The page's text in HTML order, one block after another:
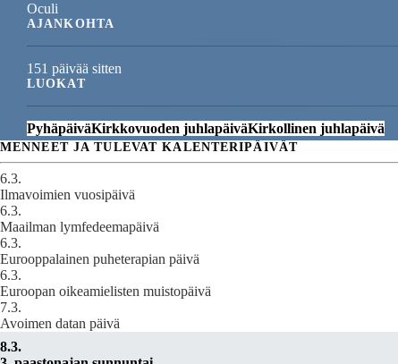
Oculi
AJANKOHTA
151 päivää sitten
LUOKAT
PyhäpäiväKirkkovuoden juhlapäiväKirkollinen juhlapäivä
MENNEET JA TULEVAT KALENTERIPÄIVÄT
6.3.
Ilmavoimien vuosipäivä
6.3.
Maailman lymfedeemapäivä
6.3.
Eurooppalainen puheterapian päivä
6.3.
Euroopan oikeamielisten muistopäivä
7.3.
Avoimen datan päivä
8.3.